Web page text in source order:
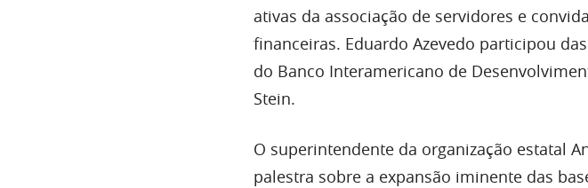
ativas da associação de servidores e
financeiras. Eduardo Azevedo participou
do Banco Interamericano de
Stein.
O superintendente da organização estatal
palestra sobre a expansão iminente das